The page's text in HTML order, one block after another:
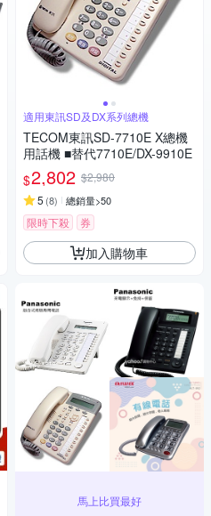
適用東訊SD及DX系列總機
TECOM東訊SD-7710E X總機
用話機 ■替代7710E/DX-9910E
$2,802 $2,980
5 (8) 總銷量>50
限時下殺 券
加入購物車
馬上比買最好